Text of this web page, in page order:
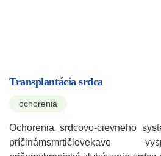
Transplantácia srdca
ochorenia
Ochorenia srdcovo-cievneho
príčinámsmrtičlovekavo